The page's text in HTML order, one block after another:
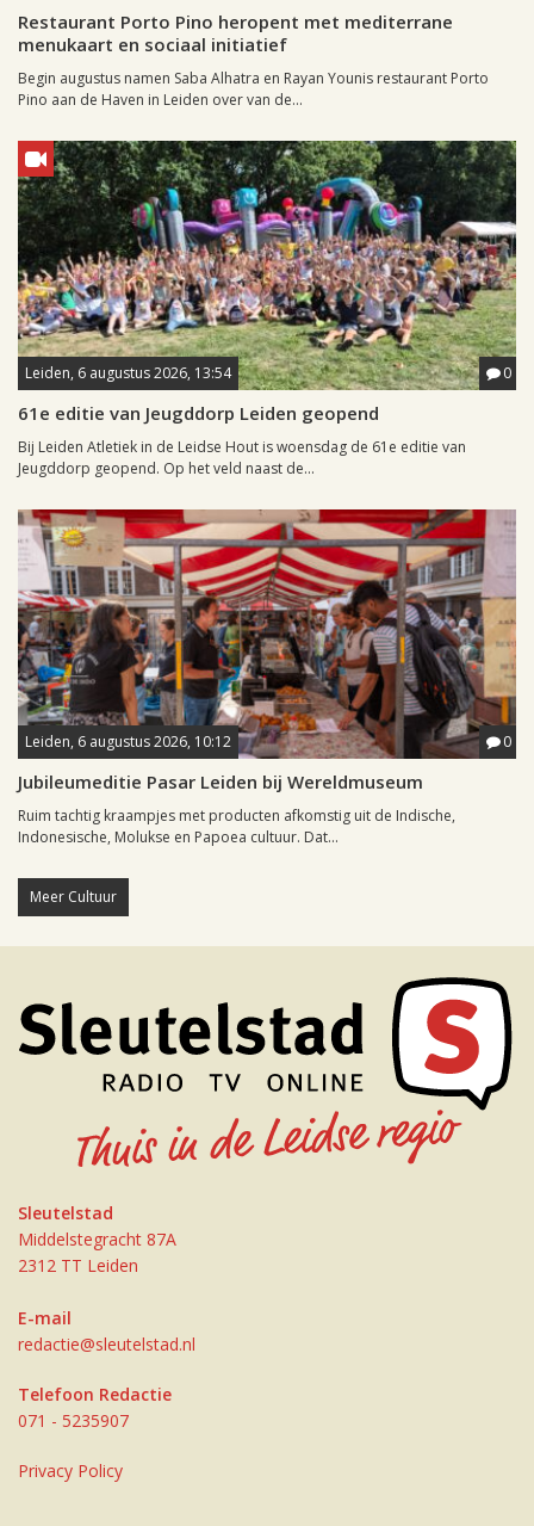
Restaurant Porto Pino heropent met mediterrane
menukaart en sociaal initiatief
Begin augustus namen Saba Alhatra en Rayan Younis restaurant Porto
Pino aan de Haven in Leiden over van de...
Leiden, 6 augustus 2026, 13:54 0
61e editie van Jeugddorp Leiden geopend
Bij Leiden Atletiek in de Leidse Hout is woensdag de 61e editie van
Jeugddorp geopend. Op het veld naast de...
Leiden, 6 augustus 2026, 10:12 0
Jubileumeditie Pasar Leiden bij Wereldmuseum
Ruim tachtig kraampjes met producten afkomstig uit de Indische,
Indonesische, Molukse en Papoea cultuur. Dat...
Meer Cultuur
Sleutelstad
Middelstegracht 87A
2312 TT Leiden
E-mail
redactie@sleutelstad.nl
Telefoon Redactie
071 - 5235907
Privacy Policy